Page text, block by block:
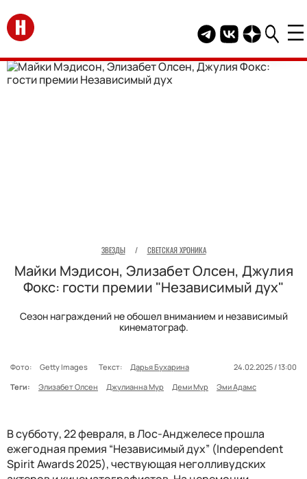
Перейти на главную
Telegram канал
Группа HELLO
Канал
ЗВЕЗДЫ / СВЕТСКАЯ ХРОНИКА
Майки Мэдисон, Элизабет Олсен, Джулия
Фокс: гости премии "Независимый дух"
Сезон награждений не обошел вниманием и независимый
кинематограф.
Фото: Getty Images Текст: Дарья Бухарина
24.02.2025 / 13:00
Теги:
Элизабет Олсен Джулианна Мур Деми Мур Эми Адамс
В субботу, 22 февраля, в Лос-Анджелесе прошла
ежегодная премия “Независимый дух” (Independent
Spirit Awards 2025), чествующая неголливудских